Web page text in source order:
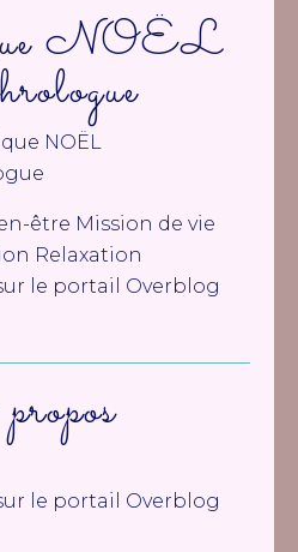
NOËL
être Mission de vie
Relaxation
le portail Overblog
le portail Overblog